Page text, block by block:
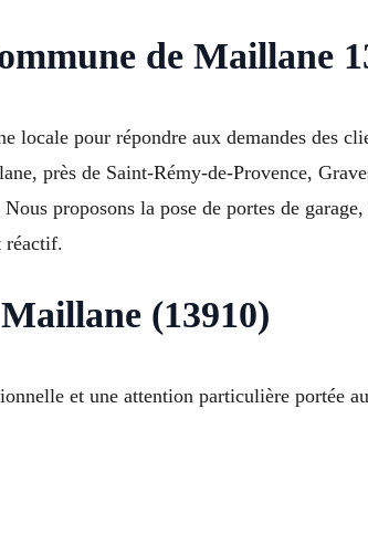
de Maillane
locale pour répondre aux demandes des
près de Saint-Rémy-de-Provence,
proposons la pose de portes de
réactif.
(13910)
et une attention particulière portée